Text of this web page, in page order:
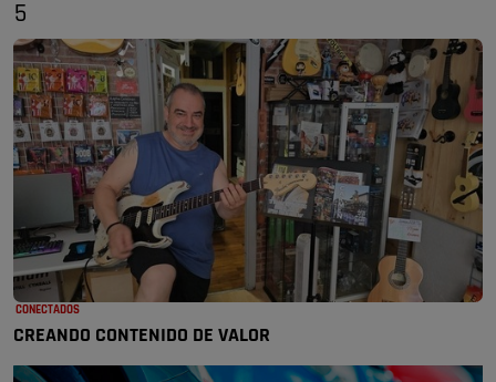
5
CONECTADOS
CREANDO CONTENIDO DE VALOR